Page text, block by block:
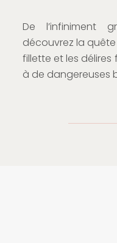
De l’infiniment
découvrez la
fillette et les délires
à de dangereuses